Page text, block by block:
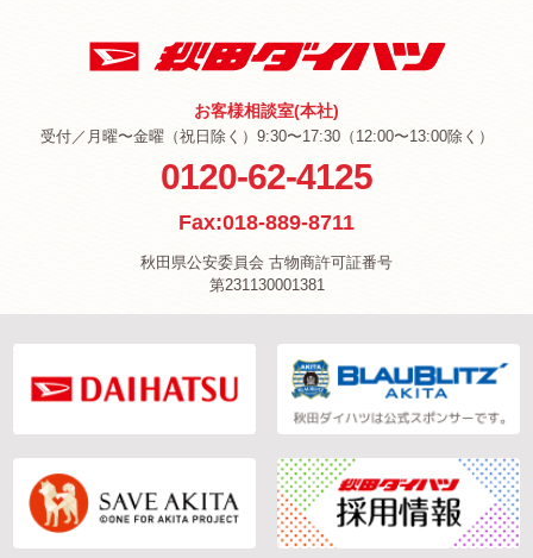
お客様相談室(本社)
受付／月曜〜金曜（祝日除く）9:30〜17:30（12:00〜13:00除く）
0120-62-4125
Fax:018-889-8711
秋田県公安委員会 古物商許可証番号
第231130001381